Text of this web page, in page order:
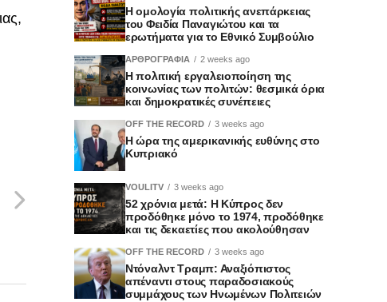
Η ομολογία πολιτικής ανεπάρκειας
του Φειδία Παναγιώτου και τα
ερωτήματα για το Εθνικό Συμβούλιο
ΑΡΘΡΟΓΡΑΦΙΑ 2 weeks ago
Η πολιτική εργαλειοποίηση της
κοινωνίας των πολιτών: θεσμικά όρια
και δημοκρατικές συνέπειες
OFF THE RECORD 3 weeks ago
Η ώρα της αμερικανικής ευθύνης στο
Κυπριακό
VOULITV 3 weeks ago
52 χρόνια μετά: Η Κύπρος δεν
προδόθηκε μόνο το 1974, προδόθηκε
και τις δεκαετίες που ακολούθησαν
OFF THE RECORD 3 weeks ago
Ντόναλντ Τραμπ: Αναξιόπιστος
απέναντι στους παραδοσιακούς
συμμάχους των Ηνωμένων Πολιτειών